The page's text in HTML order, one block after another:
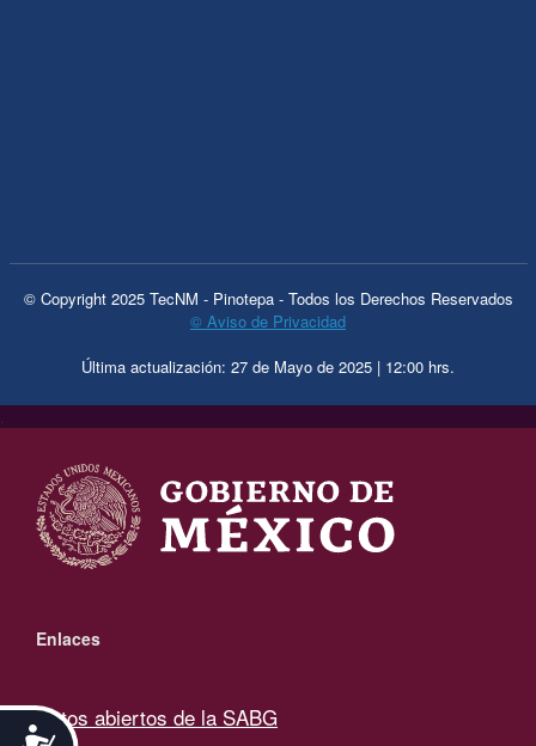
Accesibilidad
© Copyright 2025 TecNM - Pinotepa - Todos los Derechos Reservados
© Aviso de Privacidad
Última actualización: 27 de Mayo de 2025 | 12:00 hrs.
Enlaces
Datos abiertos de la SABG